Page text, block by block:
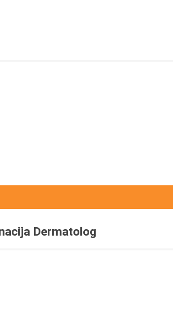
Dermatolog